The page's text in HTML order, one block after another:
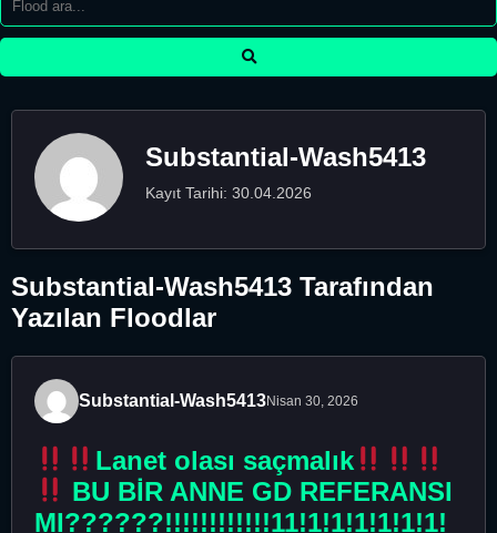
Substantial-Wash5413
Kayıt Tarihi: 30.04.2026
Substantial-Wash5413 Tarafından
Yazılan Floodlar
Substantial-Wash5413Nisan 30, 2026
Lanet olası saçmalık
BU BİR ANNE GD REFERANSI
MI??????!!!!!!!!!!!!11!1!1!1!1!1!1!